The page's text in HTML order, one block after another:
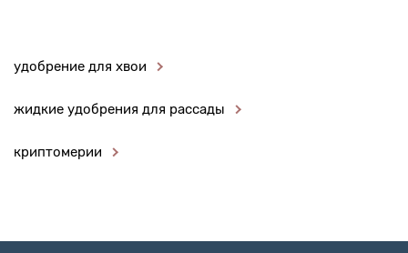
удобрение для хвои
жидкие удобрения для рассады
криптомерии